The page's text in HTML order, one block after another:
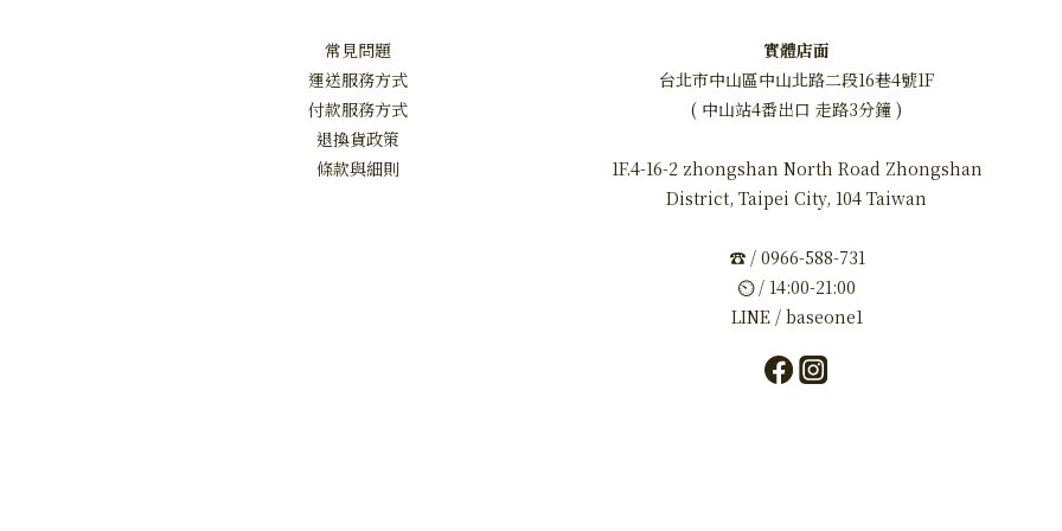
常見問題
運送服務方式
付款服務方式
退換貨政策
條款與細則
實體店面
台北市中山區中山北路二段16巷4號1F
( 中山站4番出口 走路3分鐘 )
1F.4-16-2 zhongshan North Road Zhongshan
District, Taipei City, 104 Taiwan
☎ / 0966-588-731
⏲ / 14:00-21:00
LINE / baseone1